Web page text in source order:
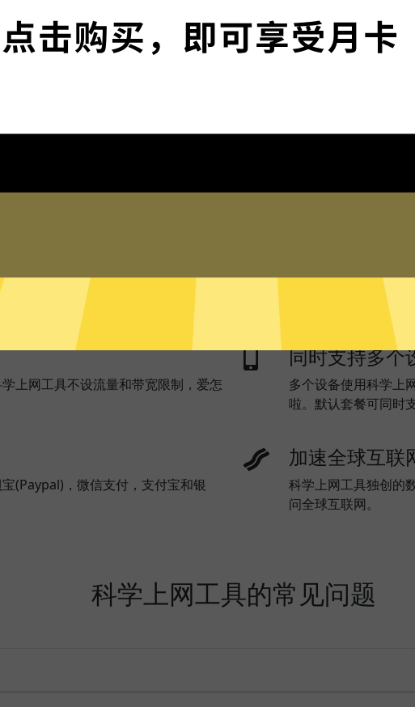
保护您的IP地
录
会记录任何登录历史，网络活动，
别跟踪您的信息。
在线客服
智能判断需要加速的网络流量，并为
本地流量，比如百度或者美团，则使
式则所有流量都走科学上网工具。
在硬盘内。无硬盘
上网工具不设流量和带宽限制，爱怎
同时支持多个
多个设备使用科学上
啦。默认套餐可同时
(Paypal)，微信支付，支付宝和银
加速全球互联
科学上网工具独创的
问全球互联网。
科学上网工具的常见问题